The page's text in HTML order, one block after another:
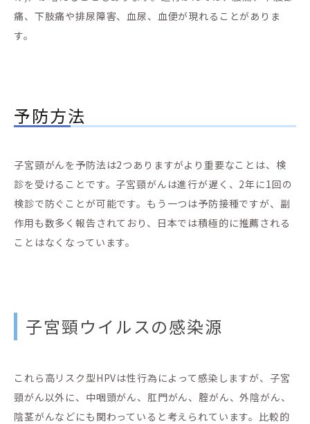
痛、下肢痛や排尿障害、血尿、血便が現れることがありま
す。
予防方法
子宮頸がんを予防法は2つありますがより重要なことは、検
診を受けることです。子宮頸がんは進行が遅く、2年に1回の
検診で防ぐことが可能です。もう一つは予防接種ですが、副
作用も数多く報告されており、日本では積極的に推薦される
ことはなくなっています。
子宮頸ウイルスの感染源
これら高リスク型HPVは性行為によって感染しますが、子宮
頸がん以外に、中咽頭がん、肛門がん、腟がん、外陰がん、
陰茎がんなどにも関わっていると考えられています。比較的